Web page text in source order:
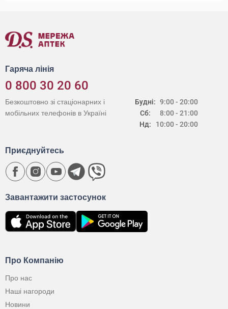
Гаряча лінія
0 800 30 20 60
Будні:
Сб:
Нд:
9:00 - 20:00
8:00 - 21:00
10:00 - 20:00
Безкоштовно зі стаціонарних і
мобільних телефонів в Україні
Про Компанію
Про нас
Наші нагороди
Новини
Завантажити застосунок
Приєднуйтесь